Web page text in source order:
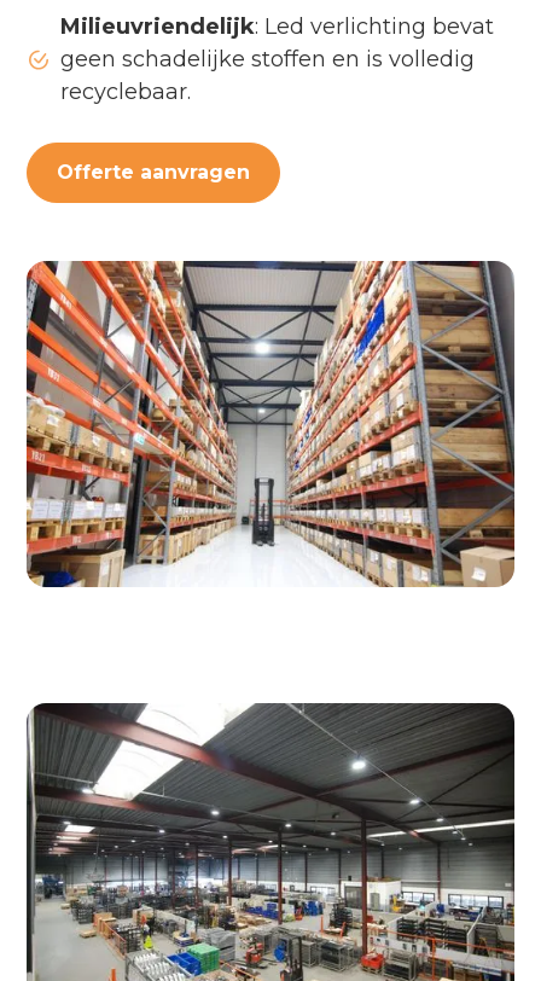
Milieuvriendelijk: Led verlichting bevat
geen schadelijke stoffen en is volledig
recyclebaar.
Offerte aanvragen